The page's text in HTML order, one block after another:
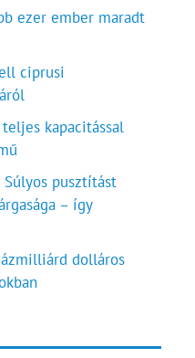
ezer ember maradt
ciprusi
kapacitással
Súlyos pusztítást
– így
dolláros